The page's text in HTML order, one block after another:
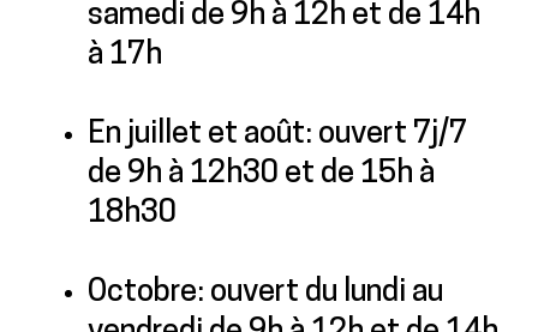
samedi de 9h à 12h et de 14h
à 17h
En juillet et août: ouvert 7j/7
de 9h à 12h30 et de 15h à
18h30
Octobre: ouvert du lundi au